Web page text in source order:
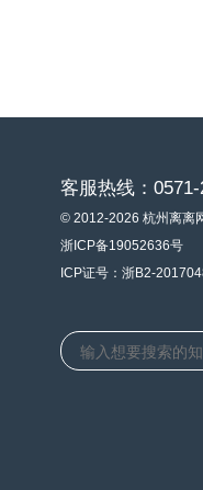
客服热线：0571-
© 2012-2026 杭州离离
浙ICP备19052636号
ICP证号：浙B2-